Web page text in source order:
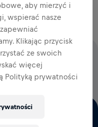
BADANIA NAD
aby mierzyć i
wspierać nasze
Klikając przycisk
ze swoich
więcej
Polityką prywatności